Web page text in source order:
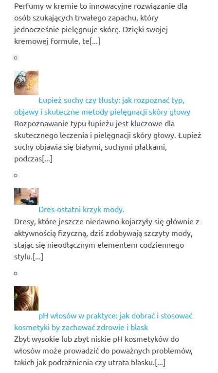
Perfumy w kremie to innowacyjne rozwiązanie dla
osób szukających trwałego zapachu, który
jednocześnie pielęgnuje skórę. Dzięki swojej
kremowej formule, te[...]
Łupież suchy czy tłusty: jak rozpoznać typ,
objawy i skuteczne metody pielęgnacji skóry głowy
Rozpoznawanie typu łupieżu jest kluczowe dla
skutecznego leczenia i pielęgnacji skóry głowy. Łupież
suchy objawia się białymi, suchymi płatkami,
podczas[...]
Dres-ostatni krzyk mody.
Dresy, które jeszcze niedawno kojarzyły się głównie z
aktywnością fizyczną, dziś zdobywają szczyty mody,
stając się nieodłącznym elementem codziennego
stylu.[...]
pH włosów w praktyce: jak dobrać i stosować
kosmetyki by zachować zdrowie i blask
Zbyt wysokie lub zbyt niskie pH kosmetyków do
włosów może prowadzić do poważnych problemów,
takich jak podrażnienia czy utrata blasku.[...]